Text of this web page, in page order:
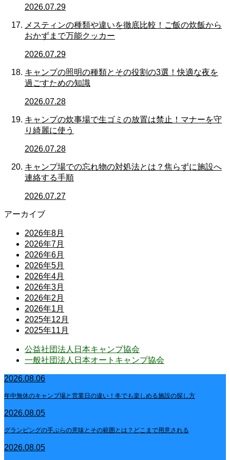
2026.07.29
メスティンの種類や違いを徹底比較！ご飯の炊飯から
おかずまで万能クッカー
2026.07.29
キャンプの照明の種類とその役割の3選！快適な夜を
過ごすための知識
2026.07.28
キャンプの炊事場で生ゴミの放置は禁止！マナーを守
り綺麗に使う
2026.07.28
キャンプ場での忘れ物の対処法とは？焦らずに施設へ
連絡する手順
2026.07.27
アーカイブ
2026年8月
2026年7月
2026年6月
2026年5月
2026年4月
2026年3月
2026年2月
2026年1月
2025年12月
2025年11月
公益社団法人日本キャンプ協会
一般社団法人日本オートキャンプ協会
2026.08.06
年中無休のキャンプ場と営業日の違い！冬でも楽しめる施設の探し方
2026.08.05
グランピングの手ぶらの意味とその範囲とは？どこまで用意される
2026.08.05